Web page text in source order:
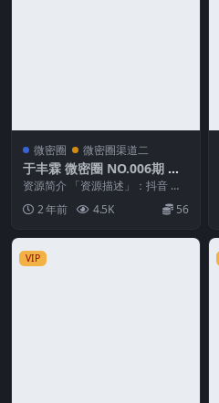
微密圈 微密圈渠道二
于丰霖 微密圈 NO.006期 最
新至：2024.4.22
资源简介 「资源描述」：抖音 于
丰霖 微密圈 NO.006期 【54P6V】
最新...2 年前 4.5K 56
VIP